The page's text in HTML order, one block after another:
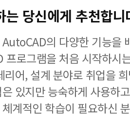
는 당신에게 추천합
의 다양한 기능을
프로그램을 처음 시작하시
리어, 설계 분야로 취업을
있지만 능숙하게 사용하
계적인 학습이 필요하신 분